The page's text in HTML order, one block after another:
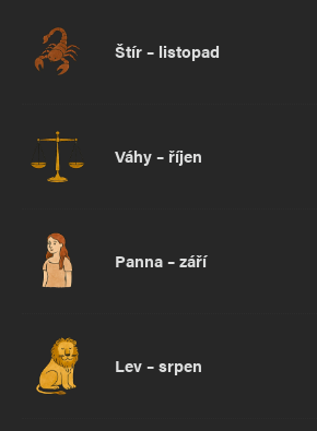
Štír – listopad
Váhy – říjen
Panna – září
Lev – srpen